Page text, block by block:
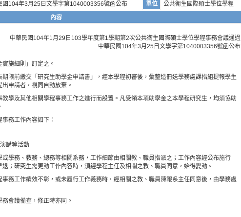
國104年3月25日文學字第1040003356號函公布 單位
公共衛生國際碩士學位學程
內容
中華民國104年1月29日103學年度第1學期第2次公共衛生國際碩士學位學程事務會議通過
中華民國104年3月25日文學字第1040003356號函公布
施細則」訂定之。
限前繳交「研究生助學金申請書」，經本學程初審後，彙整造冊送學務處課指組提報學生
申請者，視同自動放棄。
學及其他相關學程事務工作之進行而設置。凡受領本項助學金之本學程研究生，均須協助
務工作內容如下：
講等活動
學務、教務、總務等相關系務，工作細節由相關教、職員指派之；工作內容經公布施行
；研究生需更動工作內容時，須經學程主任及相關之教、職員同意，始得變動。
務工作績效不彰，或未履行工作義務時，經相關之教、職員陳報系主任同意後，由學務處
會議備查，修正時亦同。